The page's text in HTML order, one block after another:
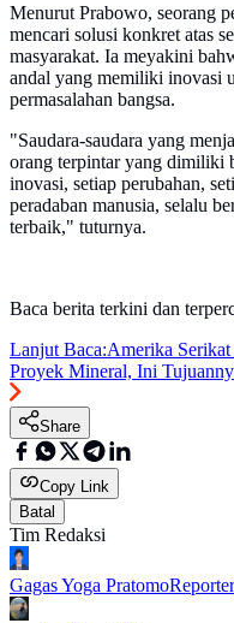
Menurut Prabowo, seorang
mencari solusi konkret atas
masyarakat. Ia meyakini
andal yang memiliki inovasi
permasalahan bangsa.
"Saudara-saudara yang
orang terpintar yang dimiliki
inovasi, setiap perubahan,
peradaban manusia, selalu
terbaik," tuturnya.
Baca berita terkini dan
Lanjut Baca:Amerika
Proyek Mineral, Ini
Share
Copy Link
Batal
Tim Redaksi
Gagas Yoga PratomoReporter